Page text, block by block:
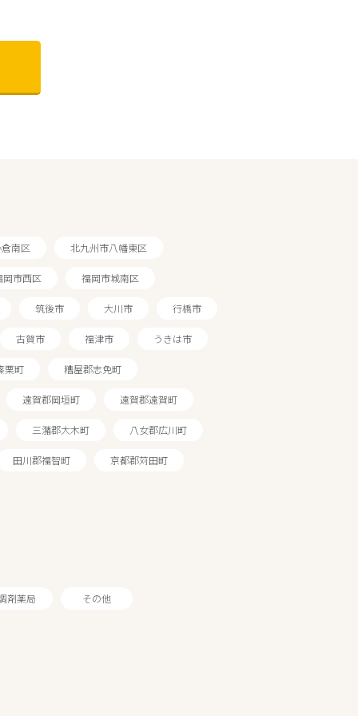
南区 北九州市八幡東区
岡市西区 福岡市城南区
筑後市 大川市 行橋市
古賀市 福津市 うきは市
栗町 糟屋郡志免町
遠賀郡岡垣町 遠賀郡遠賀町
三潴郡大木町 八女郡広川町
田川郡福智町 京都郡苅田町
剤薬局 その他